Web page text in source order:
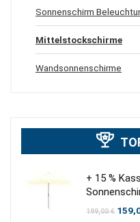
Sonnenschirm
Mittelstockschirme
Wandsonnenschirme
+ 15 %
199,00€